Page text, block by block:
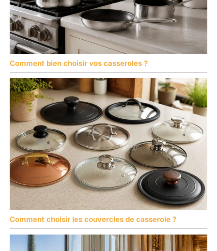
Comment bien choisir vos casseroles ?
Comment choisir les couvercles de casserole ?